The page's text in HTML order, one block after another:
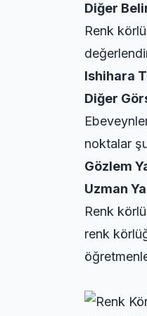
Diğer
Renk
Ishihara
Diğer
noktalar
Gözlem
Uzman
Renk
renk